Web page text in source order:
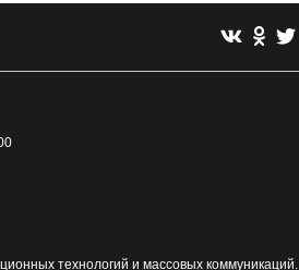
технологий и массовых коммуникаций.